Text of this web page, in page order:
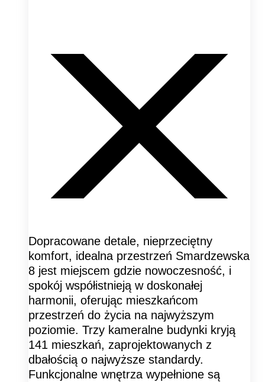
Dopracowane detale, nieprzeciętny
komfort, idealna przestrzeń Smardzewska
8 jest miejscem gdzie nowoczesność, i
spokój współistnieją w doskonałej
harmonii, oferując mieszkańcom
przestrzeń do życia na najwyższym
poziomie. Trzy kameralne budynki kryją
141 mieszkań, zaprojektowanych z
dbałością o najwyższe standardy.
Funkcjonalne wnętrza wypełnione są